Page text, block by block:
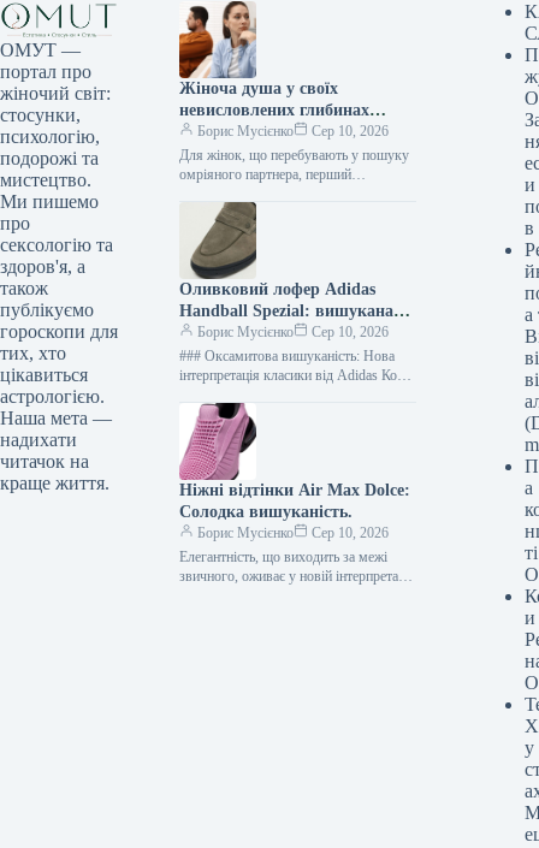
ОМУТ —
портал про
жіночий світ:
стосунки,
психологію,
подорожі та
мистецтво.
Ми пишемо
про
сексологію та
здоров'я, а
також
публікуємо
гороскопи для
тих, хто
цікавиться
астрологією.
Наша мета —
надихати
читачок на
краще життя.
Жіноча душа у своїх
невисловлених глибинах
зазвучить сімома мелодіями
невимушеної розмови | Ронні
Енн Раян
Борис Мусієнко
Сер 10, 2026
Для жінок, що перебувають у пошуку
омріяного партнера, перший
зустріч) стає визначальним моментом.
У вас є…
Оливковий лофер Adidas
Handball Spezial: вишукана
елегантність поза межами слів
Борис Мусієнко
Сер 10, 2026
### Оксамитова вишуканість: Нова
інтерпретація класики від Adidas Коли
неможливо знайти щось справді нове,
…
Ніжні відтінки Air Max Dolce:
Солодка вишуканість.
Борис Мусієнко
Сер 10, 2026
Елегантність, що виходить за межі
звичного, оживає у новій інтерпретації
и
в
а
а
и
у